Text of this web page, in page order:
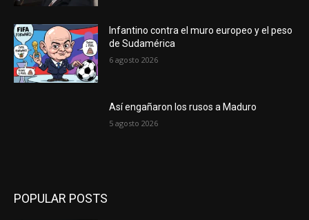
Infantino contra el muro europeo y el peso
de Sudamérica
6 agosto 2026
Así engañaron los rusos a Maduro
5 agosto 2026
POPULAR POSTS